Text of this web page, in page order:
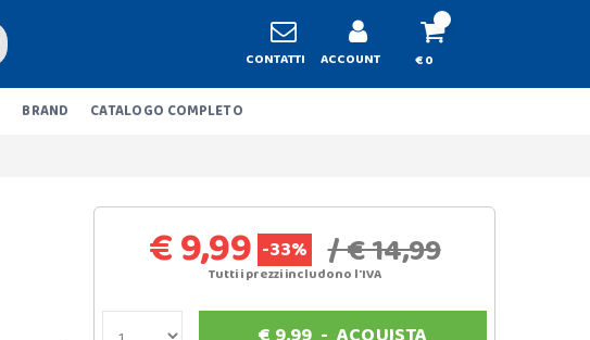
CONTATTI ACCOUNT € 0
BRAND CATALOGO COMPLETO
€ 9,99 -33% / € 14,99
Tutti i prezzi includono l'IVA